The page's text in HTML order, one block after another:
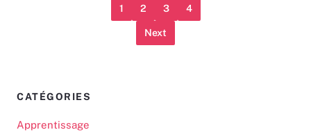
1 2 3 4
Next
CATÉGORIES
Apprentissage